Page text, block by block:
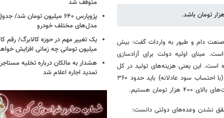
صنعت دام و طیور به واردات گفت: بیش
مبنای اولیه دولت برای آزادسازی
امروز این نرخ به ۱۴۵ هزار تومان رسیده است. این یعنی هزینه‌های تولید در کل
زنجیره حدود ۳۵ درصد افزایش یافته و قیمت منطقی مرغ برای مصرف‌کننده (با احتساب سود عادلانه) باید حدود ۳۶۰
هستیم.
نشدن وعده‌های دولتی دانست:
متوقف شد
پژوپارس ۶۴۰ میلیون تومان
مدل‌های مختلف خودرو
یک تغییر مهم در حوزه کالابرگ/ رقم
میلیون تومانی چه زمانی افزایش
هشدار به مالکان درباره تخلیه
تمدید اجاره اعلام شد